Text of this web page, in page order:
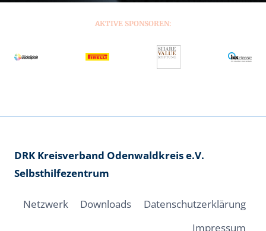
AKTIVE SPONSOREN:
DRK Kreisverband Odenwaldkreis e.V.
Selbsthilfezentrum
Netzwerk Downloads
Datenschutzerklärung
Impressum